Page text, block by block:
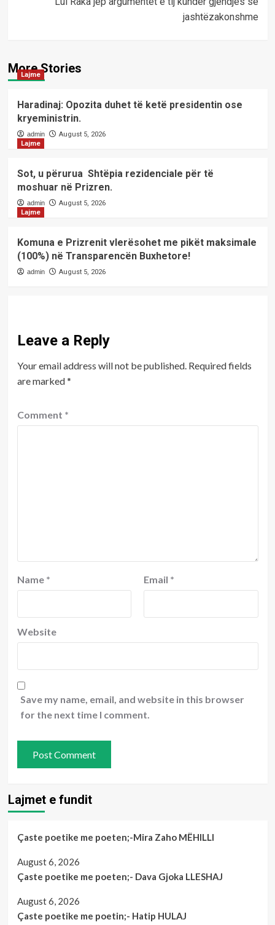
jashtëzakonshme
More Stories
Lajme
Haradinaj: Opozita duhet të ketë presidentin ose
kryeministrin.
admin
August 5, 2026
Lajme
Sot, u përurua Shtëpia rezidenciale për të
moshuar në Prizren.
admin
August 5, 2026
Lajme
Komuna e Prizrenit vlerësohet me pikët maksimale
(100%) në Transparencën Buxhetore!
admin August 5, 2026
Leave a Reply
Your email address will not be published. Required fields
are marked*
Comment *
Name * Email *
Website
Save my name, email, and website in this browser
for the next time I comment.
Lajmet e fundit
Çaste poetike me poeten;-Mira Zaho MËHILLI
August 6, 2026
Çaste poetike me poeten;- Dava Gjoka LLESHAJ
August 6, 2026
Çaste poetike me poetin;- Hatip HULAJ